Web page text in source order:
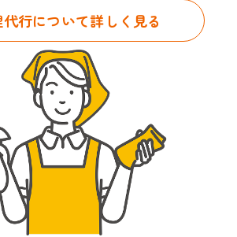
行について詳しく見る